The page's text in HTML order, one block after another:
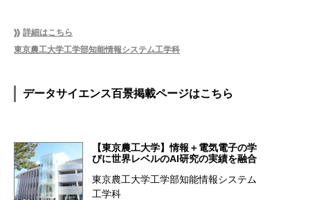
詳細はこちら
東京農工大学工学部知能情報システム工学科
データサイエンス百景掲載ページはこちら
【東京農工大学】情報＋電気電子の学
びに世界レベルのAI研究の実績を融合
東京農工大学工学部知能情報システム
工学科